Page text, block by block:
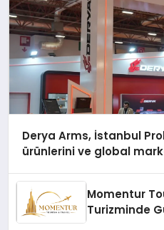
Derya Arms, İstanbul
ürünlerini ve global
Momentur
Turizminde